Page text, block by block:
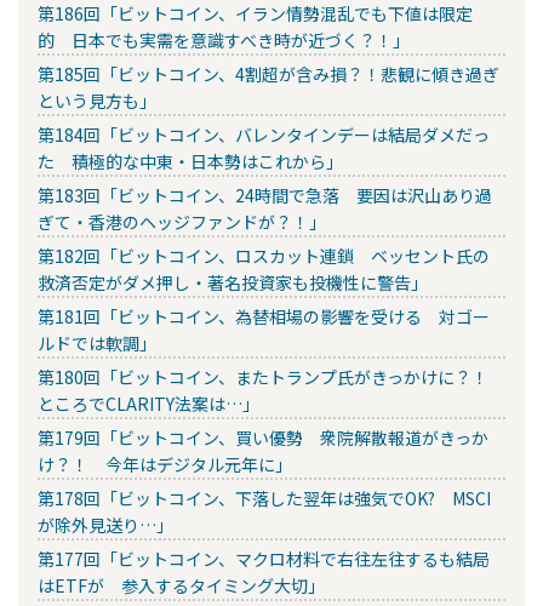
第186回「ビットコイン、イラン情勢混乱でも下値は限定
的 日本でも実需を意識すべき時が近づく？！」
第185回「ビットコイン、4割超が含み損？！悲観に傾き過ぎ
という見方も」
第184回「ビットコイン、バレンタインデーは結局ダメだっ
た 積極的な中東・日本勢はこれから」
第183回「ビットコイン、24時間で急落 要因は沢山あり過
ぎて・香港のヘッジファンドが？！」
第182回「ビットコイン、ロスカット連鎖 ベッセント氏の
救済否定がダメ押し・著名投資家も投機性に警告」
第181回「ビットコイン、為替相場の影響を受ける 対ゴー
ルドでは軟調」
第180回「ビットコイン、またトランプ氏がきっかけに？！
ところでCLARITY法案は…」
第179回「ビットコイン、買い優勢 衆院解散報道がきっか
け？！ 今年はデジタル元年に」
第178回「ビットコイン、下落した翌年は強気でOK? MSCI
が除外見送り…」
第177回「ビットコイン、マクロ材料で右往左往するも結局
はETFが 参入するタイミング大切」